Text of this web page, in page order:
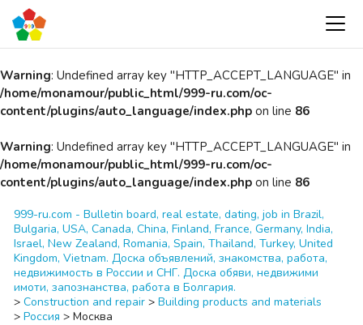
Warning: Undefined array key "HTTP_ACCEPT_LANGUAGE" in
/home/monamour/public_html/999-ru.com/oc-
content/plugins/auto_language/index.php on line 86
Warning: Undefined array key "HTTP_ACCEPT_LANGUAGE" in
/home/monamour/public_html/999-ru.com/oc-
content/plugins/auto_language/index.php on line 86
999-ru.com - Bulletin board, real estate, dating, job in Brazil,
Bulgaria, USA, Canada, China, Finland, France, Germany, India,
Israel, New Zealand, Romania, Spain, Thailand, Turkey, United
Kingdom, Vietnam. Доска объявлений, знакомства, работа,
недвижимость в России и СНГ. Доска обяви, недвижими
имоти, запознанства, работа в Болгария.
> Construction and repair > Building products and materials
> Россия > Москва